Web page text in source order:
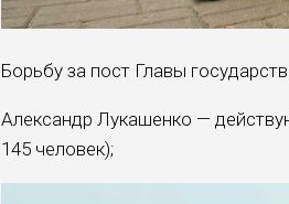
Борьбу за пост Главы
Александр Лукашенко —
145 человек);